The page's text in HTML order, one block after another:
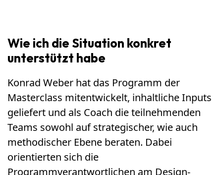
Wie ich die Situation konkret
unterstützt habe
Konrad Weber hat das Programm der
Masterclass mitentwickelt, inhaltliche Inputs
geliefert und als Coach die teilnehmenden
Teams sowohl auf strategischer, wie auch
methodischer Ebene beraten. Dabei
orientierten sich die
Programmverantwortlichen am Design-